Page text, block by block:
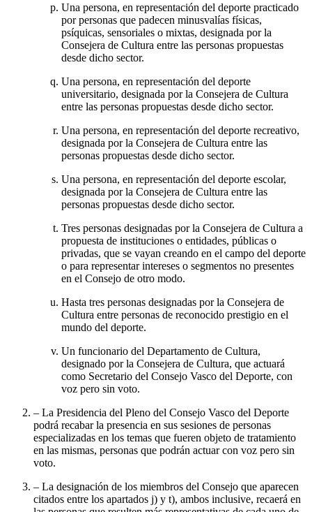
Una persona, en representación del deporte practicado
por personas que padecen minusvalías físicas,
psíquicas, sensoriales o mixtas, designada por la
Consejera de Cultura entre las personas propuestas
desde dicho sector.
Una persona, en representación del deporte
universitario, designada por la Consejera de Cultura
entre las personas propuestas desde dicho sector.
Una persona, en representación del deporte recreativo,
designada por la Consejera de Cultura entre las
personas propuestas desde dicho sector.
Una persona, en representación del deporte escolar,
designada por la Consejera de Cultura entre las
personas propuestas desde dicho sector.
Tres personas designadas por la Consejera de Cultura a
propuesta de instituciones o entidades, públicas o
privadas, que se vayan creando en el campo del deporte
o para representar intereses o segmentos no presentes
en el Consejo de otro modo.
Hasta tres personas designadas por la Consejera de
Cultura entre personas de reconocido prestigio en el
mundo del deporte.
Un funcionario del Departamento de Cultura,
designado por la Consejera de Cultura, que actuará
como Secretario del Consejo Vasco del Deporte, con
voz pero sin voto.
– La Presidencia del Pleno del Consejo Vasco del Deporte
podrá recabar la presencia en sus sesiones de personas
especializadas en los temas que fueren objeto de tratamiento
en las mismas, personas que podrán actuar con voz pero sin
voto.
– La designación de los miembros del Consejo que aparecen
citados entre los apartados j) y t), ambos inclusive, recaerá en